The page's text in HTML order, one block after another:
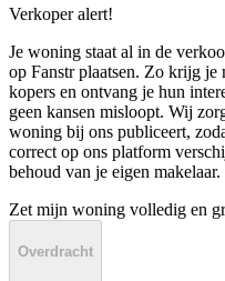
Verkoper alert!
Je woning staat al in de
op Fanstr plaatsen. Zo krijg je
kopers en ontvang je hun
geen kansen misloopt. Wij
woning bij ons publiceert,
correct op ons platform
behoud van je eigen makelaar.
Zet mijn woning volledig en
Overdracht